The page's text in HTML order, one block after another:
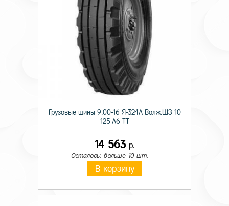
Грузовые шины 9.00-16 Я-324А Волж.ШЗ 10
125 A6 TT
14 563р.
Осталось: больше 10 шт.
В корзину